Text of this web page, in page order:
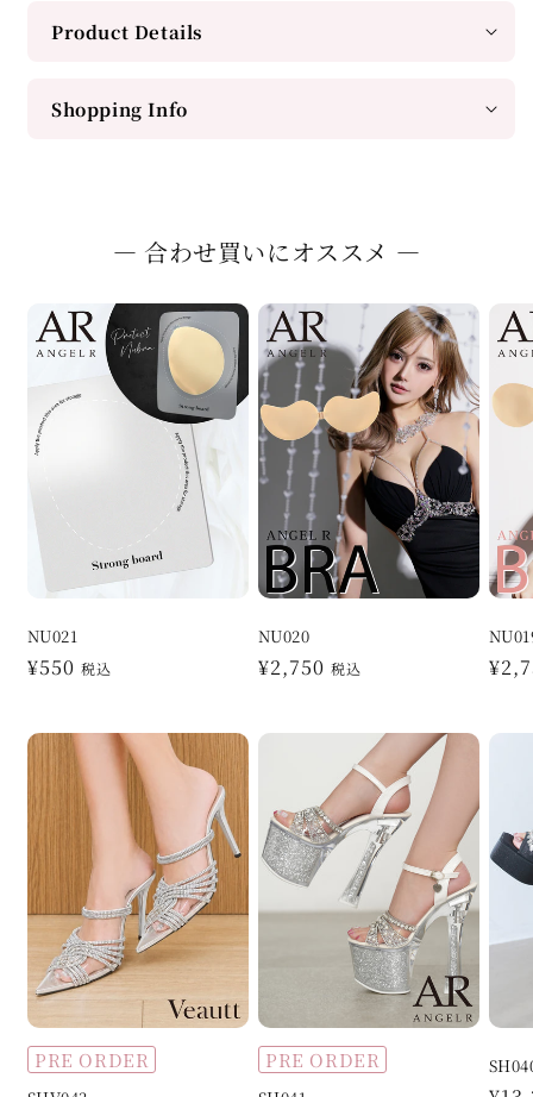
Product Details
Shopping Info
― 合わせ買いにオススメ ―
NU021
通
格
¥550 税込
NU020
通
¥2,750 税込
通
PRE ORDER PRE ORDER